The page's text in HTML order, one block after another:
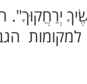
יְרַחֲקוּךָ".
למקומות